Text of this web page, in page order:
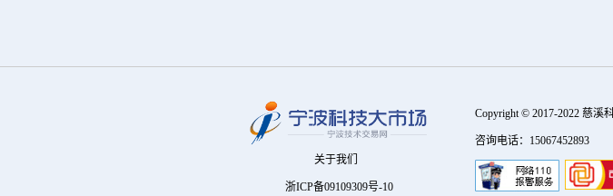
关于我们
浙ICP备09109309号-10
Copyright © 2017-2022 慈溪
咨询电话：15067452893